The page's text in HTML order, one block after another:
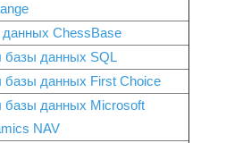
данных ChessBase
базы данных SQL
базы данных First Choice
базы данных Microsoft
NAV